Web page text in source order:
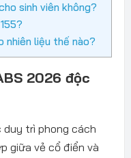
sinh viên không?
nhiên liệu thế nào?
2026 độc
duy trì phong cách
giữa vẻ cổ điển và